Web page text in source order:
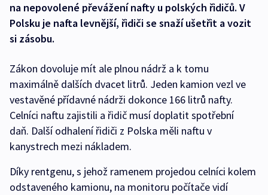
na nepovolené převážení nafty u polských řidičů. V
Polsku je nafta levnější, řidiči se snaží ušetřit a vozit
si zásobu.
Zákon dovoluje mít ale plnou nádrž a k tomu
maximálně dalších dvacet litrů. Jeden kamion vezl ve
vestavěné přídavné nádrži dokonce 166 litrů nafty.
Celníci naftu zajistili a řidič musí doplatit spotřební
daň. Další odhalení řidiči z Polska měli naftu v
kanystrech mezi nákladem.
Díky rentgenu, s jehož ramenem projedou celníci kolem
odstaveného kamionu, na monitoru počítače vidí